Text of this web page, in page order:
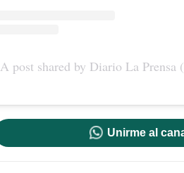
A post shared by Diario La Prensa
Unirme al